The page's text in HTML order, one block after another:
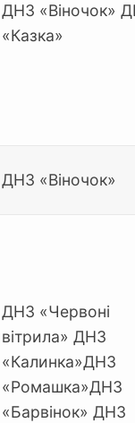
ДНЗ «Віночок»
«Казка»
ДНЗ «Віночок»
ДНЗ «Червоні
вітрила» ДНЗ
«Калинка»ДНЗ
«Ромашка»ДНЗ
«Барвінок» ДНЗ